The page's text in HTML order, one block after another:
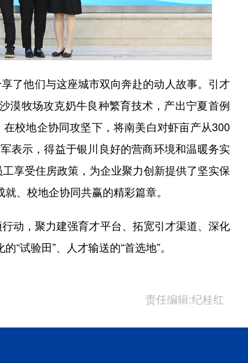
他们与这座城市双向奔赴的动人故事。引才
漠牧场攻克奶牛良种繁育技术，产出宁夏首例
校地企协同攻坚下，将南美白对虾亩产从300
表示，得益于银川良好的营商环境和温暖务实
享受住房政策，为企业聚力创新提供了坚实保
、校地企协同共赢的精彩篇章。
动，聚力建强育才平台、拓宽引才渠道、深化
试验田”、人才输送的“首选地”。
责任编辑:纪桂红